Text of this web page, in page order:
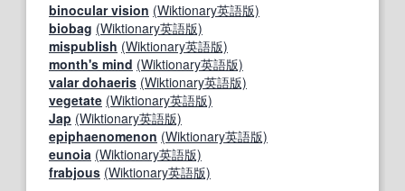
binocular vision (Wiktionary英語版)
biobag (Wiktionary英語版)
mispublish (Wiktionary英語版)
month's mind (Wiktionary英語版)
valar dohaeris (Wiktionary英語版)
vegetate (Wiktionary英語版)
Jap (Wiktionary英語版)
epiphaenomenon (Wiktionary英語版)
eunoia (Wiktionary英語版)
frabjous (Wiktionary英語版)